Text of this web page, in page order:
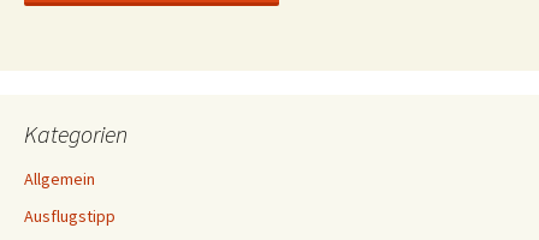
Kategorien
Allgemein
Ausflugstipp